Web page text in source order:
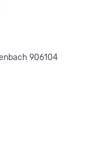
906104